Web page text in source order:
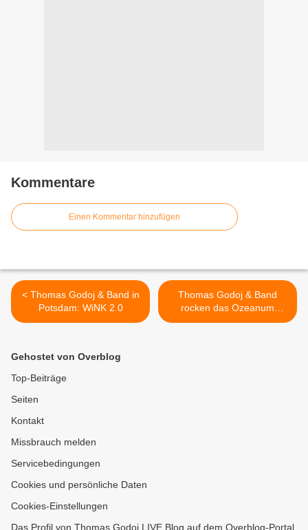
Kommentare
Einen Kommentar hinzufügen
< Thomas Godoj & Band in
Potsdam: WiNK 2.0
Thomas Godoj & Band
rocken das Ozeanum
Stralsund bis in die Nacht >
Gehostet von Overblog
Top-Beiträge
Seiten
Kontakt
Missbrauch melden
Servicebedingungen
Cookies und persönliche Daten
Cookies-Einstellungen
Das Profil von Thomas Godoj LIVE Blog auf dem Overblog-Portal